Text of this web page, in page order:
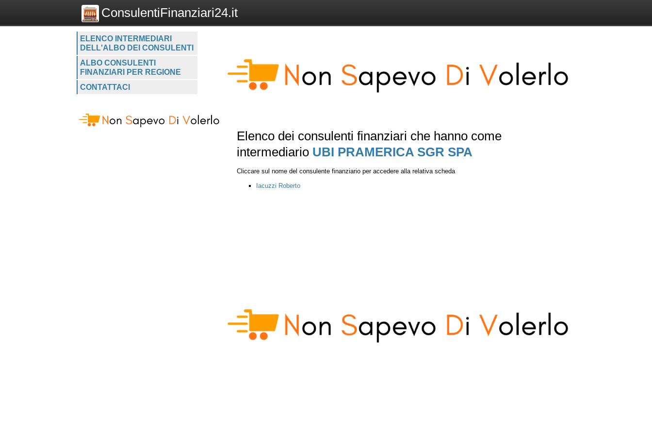
ConsulentiFinanziari24.it
ELENCO INTERMEDIARI
DELL'ALBO DEI CONSULENTI
ALBO CONSULENTI
FINANZIARI PER REGIONE
CONTATTACI
Elenco dei consulenti finanziari che hanno come
intermediario UBI PRAMERICA SGR SPA
Cliccare sul nome del consulente finanziario per accedere alla relativa scheda
Iacuzzi Roberto